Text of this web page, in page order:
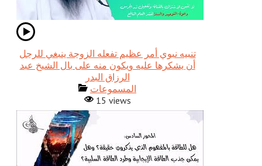
تنبيه نبوي أمر عظيم تفعله الزوجة ينبغي للرجل
أن يشكرها عليه ويكون منه على بال الشيخ عبد
الرزاق البدر
المسموعات
15 views